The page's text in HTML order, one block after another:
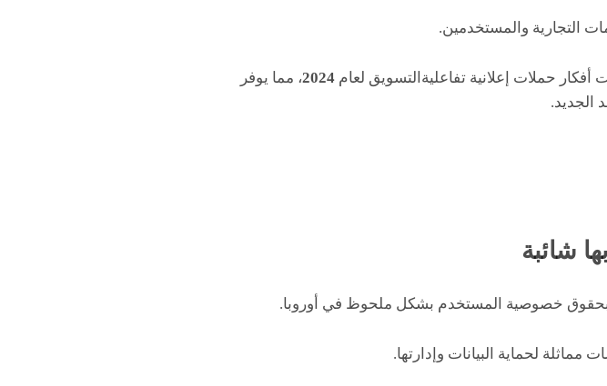
التجارية والمستخدمين.
أفكار حملات إعلانية تفاعليةالتسويق لعام 2024، مما يوفر
الجديد.
بحقوق خصوصية المستخدم بشكل ملحوظ في أوروبا.
لحماية البيانات وإدارتها.